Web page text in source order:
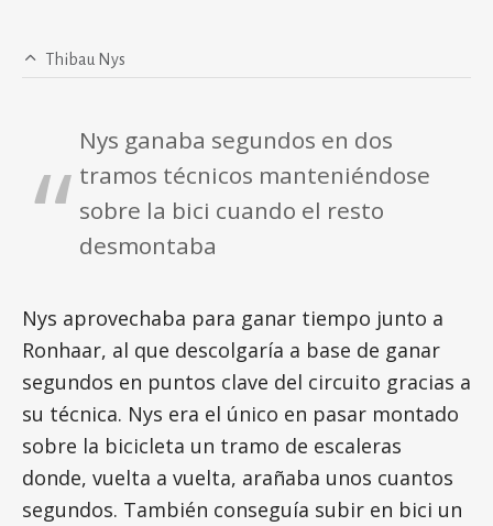
Thibau Nys
Nys ganaba segundos en dos
tramos técnicos manteniéndose
sobre la bici cuando el resto
desmontaba
Nys aprovechaba para ganar tiempo junto a
Ronhaar, al que descolgaría a base de ganar
segundos en puntos clave del circuito gracias a
su técnica. Nys era el único en pasar montado
sobre la bicicleta un tramo de escaleras
donde, vuelta a vuelta, arañaba unos cuantos
segundos. También conseguía subir en bici un